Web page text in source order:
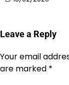
Leave a Reply
Your email
are marked *